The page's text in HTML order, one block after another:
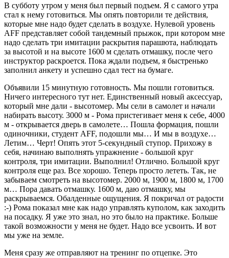
В субботу утром у меня был первый подъем. Я с самого утра
стал к нему готовиться. Мы опять повторили те действия,
которые мне надо будет сделать в воздухе. Нулевой уровень
AFF представляет собой тандемный прыжок, при котором мне
надо сделать три имитации раскрытия парашюта, наблюдать
за высотой и на высоте 1600 м сделать отмашку, после чего
инструктор раскроется. Пока ждали подъем, я быстренько
заполнил анкету и успешно сдал тест на бумаге.
Объявили 15 минутную готовность. Мы пошли готовиться.
Ничего интересного тут нет. Единственный новый аксессуар,
который мне дали - высотомер. Мы сели в самолет и начали
набирать высоту. 3000 м - Рома пристегивает меня к себе, 4000
м - открывается дверь в самолете… Пошла формация, пошли
одиночники, студент AFF, подошли мы… И мы в воздухе…
Летим… Черт! Опять этот 5-секундный ступор. Прихожу в
себя, начинаю выполнять упражнение - большой круг
контроля, три имитации. Выполнил! Отлично. Большой круг
контроля еще раз. Все хорошо. Теперь просто лететь. Так, не
забываем смотреть на высотомер. 2000 м, 1900 м, 1800 м, 1700
м… Пора давать отмашку. 1600 м, даю отмашку, мы
раскрываемся. Обалденные ощущения. Я покричал от радости
:-) Рома показал мне как надо управлять куполом, как заходить
на посадку. Я уже это знал, но это было на практике. Больше
такой возможности у меня не будет. Надо все усвоить. И вот
мы уже на земле.
Меня сразу же отправляют на тренинг по отцепке. Это